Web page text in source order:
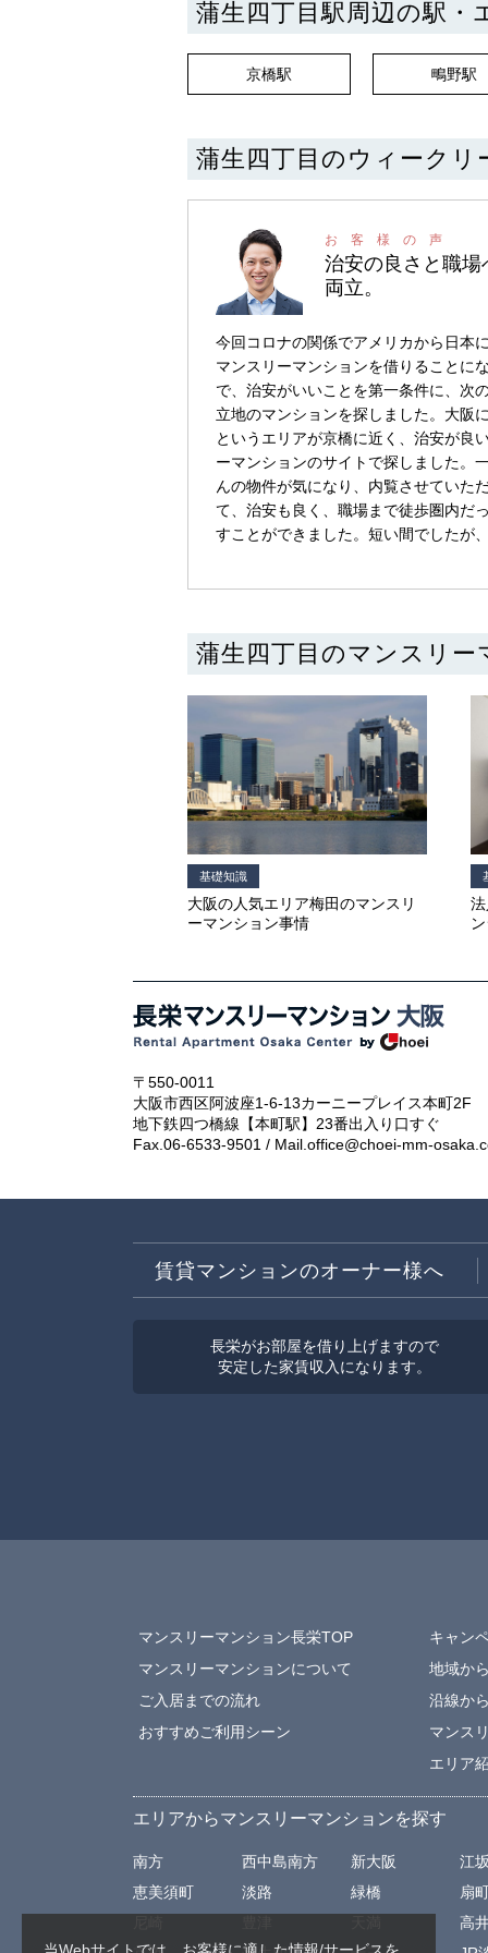
蒲生四丁目駅周辺の駅・
京橋駅 鴫野駅
蒲生四丁目のウィーク
治安の良さと職
両立。
今回コロナの関係でアメリカから日本
マンスリーマンションを借りることに
で、治安がいいことを第一条件に、次
立地のマンションを探しました。大阪
というエリアが京橋に近く、治安が良
ーマンションのサイトで探しました。
んの物件が気になり、内覧させていた
て、治安も良く、職場まで徒歩圏内だ
すことができました。短い間でしたが
蒲生四丁目のマンスリ
基礎知識
大阪の人気エリア梅田のマンスリ
ーマンション事情
〒550-0011
大阪市西区阿波座1-6-13カーニープレイス本町2F
地下鉄四つ橋線【本町駅】23番出入り口すぐ
Fax.06-6533-9501 / Mail.office@choei-mm-
賃貸マンションのオーナー様へ
長栄がお部屋を借り上げますので
安定した家賃収入になります。
マンスリーマンション長栄TOP
マンスリーマンションについて
ご入居までの流れ
おすすめご利用シーン
キャン
地域か
沿線か
マンス
エリア
エリアからマンスリーマンションを探す
南方 西中島南方 新大阪
江
恵美須町
淡路 緑橋
扇
高